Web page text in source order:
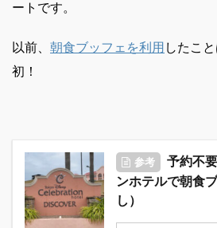
ートです。
以前、 朝食ブッフェを利用 したこ
初！
参考
予約不
ンホテルで朝食
し）